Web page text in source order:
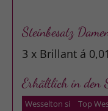
Steinbesatz
3 x Brillant á
Erhältlich in den
Wesselton si Top